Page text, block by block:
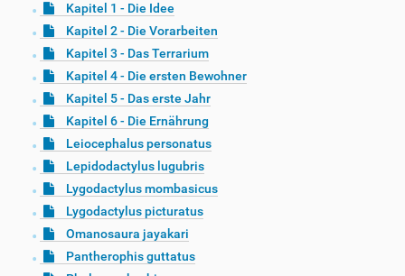
Kapitel 1 - Die Idee
Kapitel 2 - Die Vorarbeiten
Kapitel 3 - Das Terrarium
Kapitel 4 - Die ersten Bewohner
Kapitel 5 - Das erste Jahr
Kapitel 6 - Die Ernährung
Leiocephalus personatus
Lepidodactylus lugubris
Lygodactylus mombasicus
Lygodactylus picturatus
Omanosaura jayakari
Pantherophis guttatus